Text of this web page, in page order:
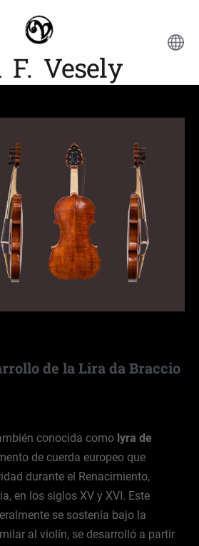
F. Vesely
de la Lira da Braccio
conocida como lyra de
de cuerda europeo que
durante el Renacimiento,
en los siglos XV y XVI. Este
se sostenía bajo la
al violín, se desarrolló a partir